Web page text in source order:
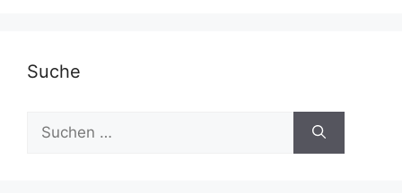
Suche
Suchen
nach: